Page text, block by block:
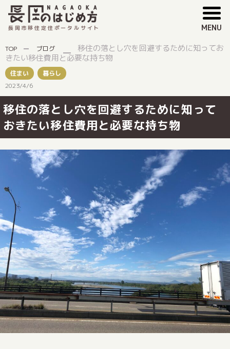
長岡市移住定住ポータルサイト MENU
TOP ブログ
移住の落とし穴を回避するために知ってお
きたい移住費用と必要な持ち物
住まい
暮らし
2023/4/6
移住の落とし穴を回避するために知って
おきたい移住費用と必要な持ち物